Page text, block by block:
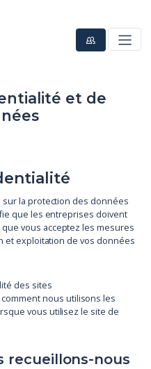
et de
sur la protection des données
que les entreprises doivent
vous acceptez les mesures
et exploitation de vos données
des sites
comment nous utilisons les
vous utilisez le site de
recueillons-nous